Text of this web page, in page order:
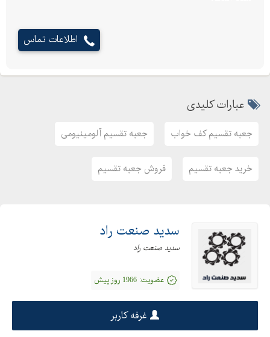
اطلاعات تماس
عبارات کلیدی
جعبه تقسیم کف خواب جعبه تقسیم آلومینیومی
خرید جعبه تقسیم فروش جعبه تقسیم
سدید صنعت راد
سدید صنعت راد
عضویت: 1966 روز پیش
غرفه کاربر